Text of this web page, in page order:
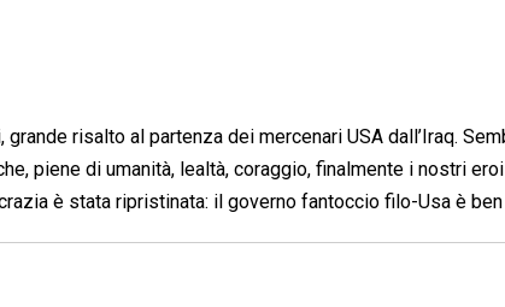
risalto al partenza dei mercenari USA dall’Iraq.
piene di umanità, lealtà, coraggio, finalmente i nostri
è stata ripristinata: il governo fantoccio filo-Usa è